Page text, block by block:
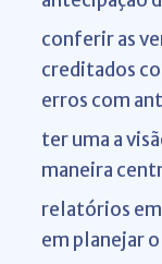
conferir as
creditados
erros com
ter uma a
maneira
relatórios
em planejar